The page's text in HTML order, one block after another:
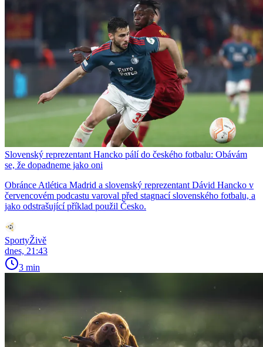
Slovenský reprezentant Hancko pálí do českého fotbalu: Obávám
se, že dopadneme jako oni
Obránce Atlética Madrid a slovenský reprezentant Dávid Hancko v
červencovém podcastu varoval před stagnací slovenského fotbalu, a
jako odstrašující příklad použil Česko.
SportyŽivě
dnes, 21:43
3 min